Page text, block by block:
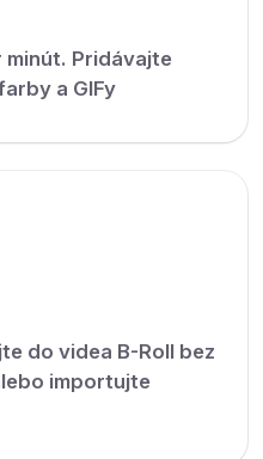
Pridávajte
a GIFy
do videa B-Roll bez
importujte